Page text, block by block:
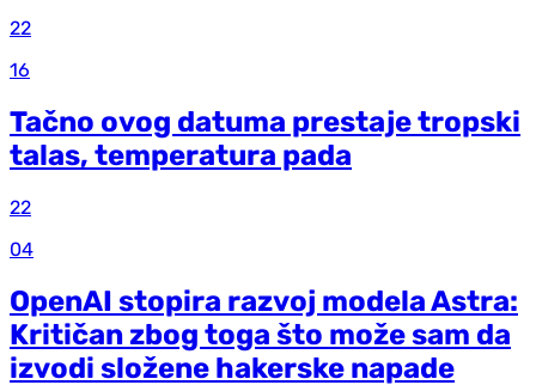
22
16
Tačno ovog datuma prestaje tropski
talas, temperatura pada
22
04
OpenAI stopira razvoj modela Astra:
Kritičan zbog toga što može sam da
izvodi složene hakerske napade